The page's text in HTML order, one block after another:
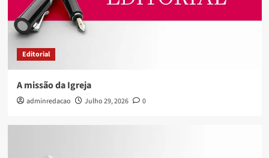
Editorial
A missão da Igreja
adminredacao Julho 29, 2026 0